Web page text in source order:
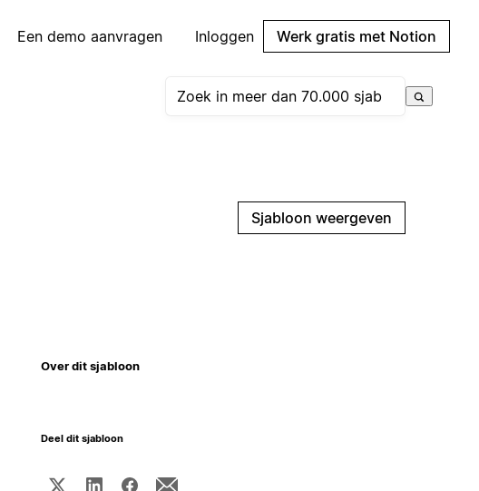
Een demo aanvragen Inloggen Werk gratis met Notion
Sjabloon weergeven
Over dit sjabloon
Deel dit sjabloon